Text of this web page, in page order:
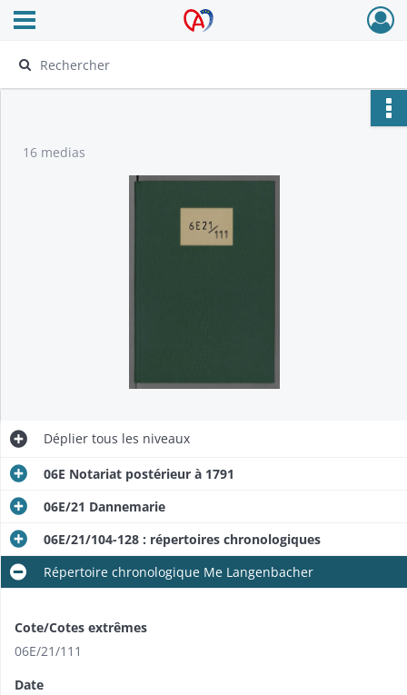
Archives Alsace - Colmar
Ouvrir le menu déroulant
16 medias
Déplier tous les niveaux
06E Notariat postérieur à 1791
06E/21 Dannemarie
06E/21/104-128 : répertoires chronologiques
Répertoire chronologique Me Langenbacher
Cote/Cotes extrêmes
06E/21/111
Date